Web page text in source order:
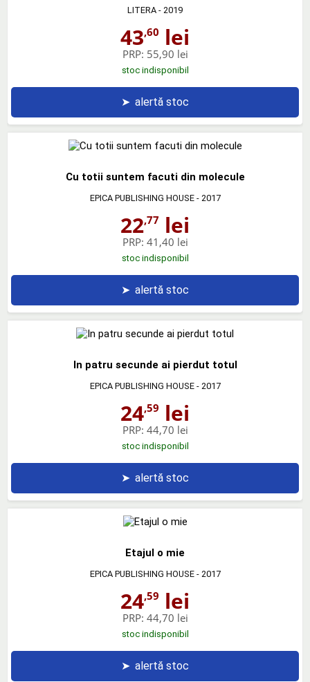
LITERA - 2019
43,60 lei
PRP: 55,90 lei
stoc indisponibil
➤ alertă stoc
Cu totii suntem facuti din molecule
EPICA PUBLISHING HOUSE- 2017
22,77 lei
PRP: 41,40 lei
stoc indisponibil
➤ alertă stoc
In patru secunde ai pierdut totul
EPICA PUBLISHING HOUSE- 2017
24,59 lei
PRP: 44,70 lei
stoc indisponibil
➤ alertă stoc
Etajul o mie
EPICA PUBLISHING HOUSE- 2017
24,59 lei
PRP: 44,70 lei
stoc indisponibil
➤ alertă stoc